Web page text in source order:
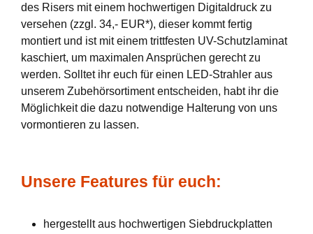
des Risers mit einem hochwertigen Digitaldruck zu
versehen (zzgl. 34,- EUR*), dieser kommt fertig
montiert und ist mit einem trittfesten UV-Schutzlaminat
kaschiert, um maximalen Ansprüchen gerecht zu
werden. Solltet ihr euch für einen LED-Strahler aus
unserem Zubehörsortiment entscheiden, habt ihr die
Möglichkeit die dazu notwendige Halterung von uns
vormontieren zu lassen.
Unsere Features für euch:
hergestellt aus hochwertigen Siebdruckplatten